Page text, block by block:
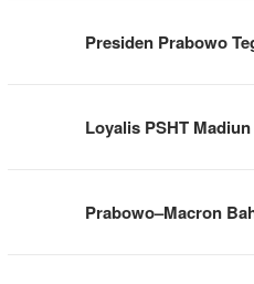
Presiden Prabowo
Loyalis PSHT
Prabowo–Macron